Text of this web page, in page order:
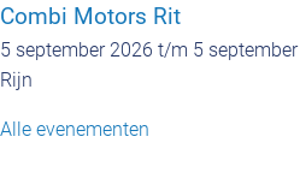
Combi Motors Rit
5 september 2026 t/m 5
Rijn
Alle evenementen